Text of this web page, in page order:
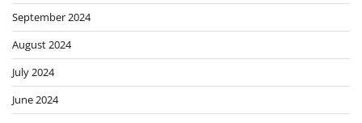
September 2024
August 2024
July 2024
June 2024